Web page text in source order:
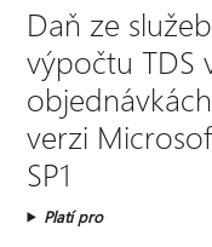
Daň ze
výpočtu TDS
verzi
SP1
Platí pro